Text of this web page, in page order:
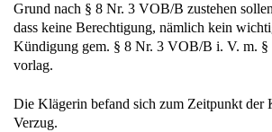
Grund nach § 8 Nr. 3 VOB/B zustehen
dass keine Berechtigung, nämlich kein
Kündigung gem. § 8 Nr. 3 VOB/B i. V. m.
vorlag.
Die Klägerin befand sich zum Zeitpunkt der
Verzug.